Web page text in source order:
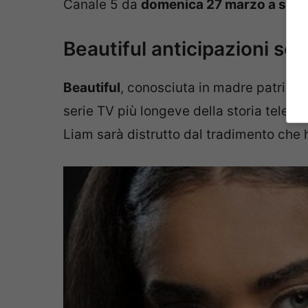
Canale 5 da domenica 27 marzo a
Beautiful anticipazioni
Beautiful, conosciuta in madre patria
serie TV più longeve della storia
Liam sarà distrutto dal tradimento che